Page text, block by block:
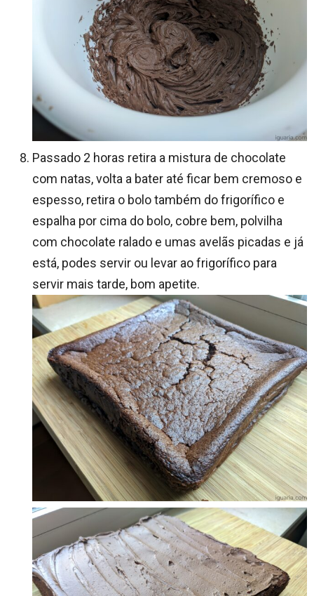
Passado 2 horas retira a mistura de chocolate
com natas, volta a bater até ficar bem cremoso e
espesso, retira o bolo também do frigorífico e
espalha por cima do bolo, cobre bem, polvilha
com chocolate ralado e umas avelãs picadas e já
está, podes servir ou levar ao frigorífico para
servir mais tarde, bom apetite.